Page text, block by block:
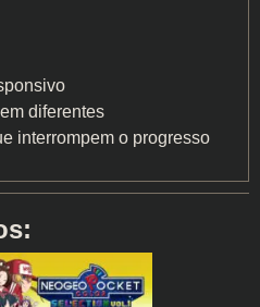
diferentes
interrompem o progresso